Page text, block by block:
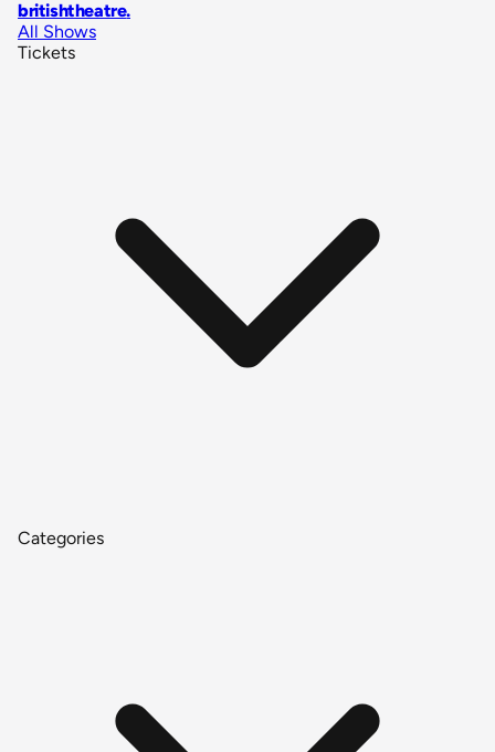
britishtheatre.
All Shows
Tickets
Categories